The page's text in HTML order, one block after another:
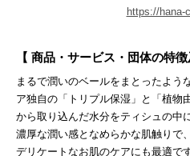
https://hana-
【 商品・サービス・団体の特
まるで潤いのベールをまとったよう
ア独自の「トリプル保湿」と「植物
から取り込んだ水分をティシュの中
濃厚な潤い感となめらかな肌触りで
デリケートなお肌のケアにも最適です